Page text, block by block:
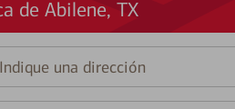
de Abilene, TX